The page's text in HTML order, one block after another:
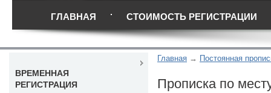
ГЛАВНАЯ СТОИМОСТЬ РЕГИСТРАЦИИ
Главная Постоянная
Прописка по
ВРЕМЕННАЯ
РЕГИСТРАЦИЯ